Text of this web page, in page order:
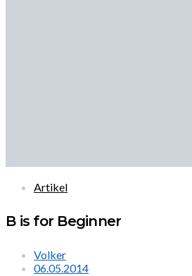
Artikel
B is for Beginner
Volker
06.05.2014